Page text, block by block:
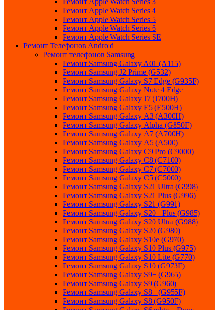
Ремонт Apple Watch Series 3
Ремонт Apple Watch Series 4
Ремонт Apple Watch Series 5
Ремонт Apple Watch Series 6
Ремонт Apple Watch Series SE
Ремонт Телефонов Android
Ремонт телефонов Samsung
Ремонт Samsung Galaxy A01 (A115)
Ремонт Samsung J2 Prime (G532)
Ремонт Samsung Galaxу S7 Edge (G9З5F)
Ремонт Samsung Galaxу Note 4 Edge
Ремонт Samsung Galaxу J7 (J700H)
Ремонт Samsung Galaxу E5 (E500H)
Ремонт Samsung Galaxу AЗ (AЗ00H)
Ремонт Samsung Galaxу Alpha (G850F)
Ремонт Samsung Galaxу A7 (A700H)
Ремонт Samsung Galaxу A5 (A500)
Ремонт Samsung Galaxy С9 Pro (C9000)
Ремонт Samsung Galaxy С8 (C7100)
Ремонт Samsung Galaxy С7 (C7000)
Ремонт Samsung Galaxy С5 (C5000)
Ремонт Samsung Galaxy S21 Ultra (G998)
Ремонт Samsung Galaxy S21 Plus (G996)
Ремонт Samsung Galaxy S21 (G991)
Ремонт Samsung Galaxy S20+ Plus (G985)
Ремонт Samsung Galaxy S20 Ultra (G988)
Ремонт Samsung Galaxy S20 (G980)
Ремонт Samsung Galaxy S10e (G970)
Ремонт Samsung Galaxy S10 Plus (G975)
Ремонт Samsung Galaxy S10 Lite (G770)
Ремонт Samsung Galaxy S10 (G973F)
Ремонт Samsung Galaxy S9+ (G965)
Ремонт Samsung Galaxy S9 (G960)
Ремонт Samsung Galaxy S8+ (G955F)
Ремонт Samsung Galaxy S8 (G950F)